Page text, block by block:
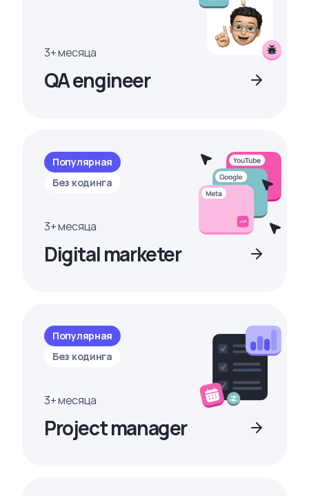
3+ месяца
QA engineer
Популярная
Без кодинга
3+ месяца
Digital marketer
Популярная
Без кодинга
3+ месяца
Project manager